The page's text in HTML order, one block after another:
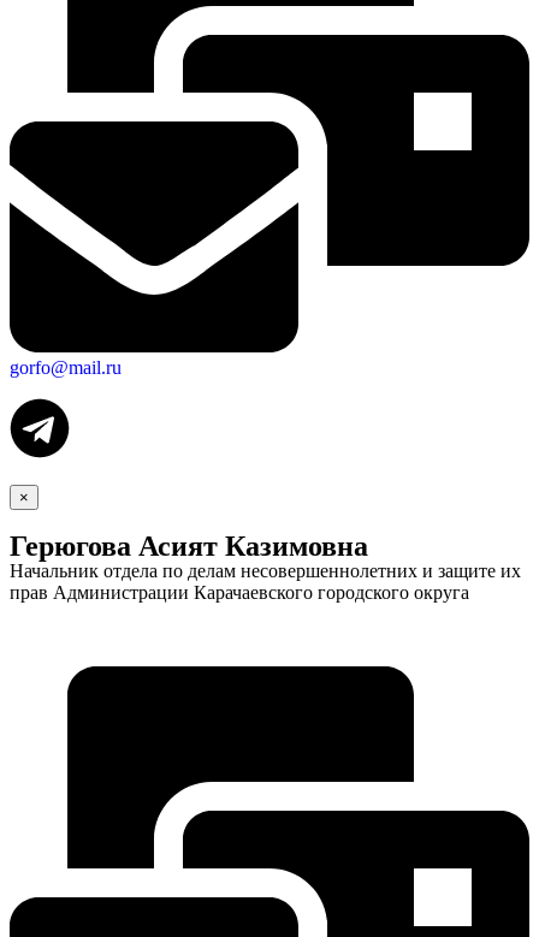
gorfo@mail.ru
×
Герюгова Асият Казимовна
Начальник отдела по делам несовершеннолетних и защите их
прав Администрации Карачаевского городского округа